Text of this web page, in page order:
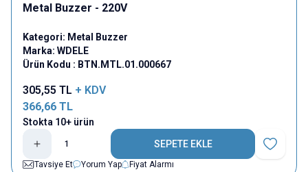
Metal Buzzer - 220V
Kategori: Metal Buzzer
Marka: WDELE
Ürün Kodu : BTN.MTL.01.000667
305,55 TL + KDV
366,66 TL
Stokta 10+ ürün
SEPETE EKLE
Favoriye
Tavsiye Et
Yorum Yap Fiyat Alarmı